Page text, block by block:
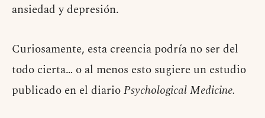
ansiedad y depresión.
Curiosamente, esta creencia podría no ser del
todo cierta… o al menos esto sugiere un estudio
publicado en el diarioPsychological Medicine.